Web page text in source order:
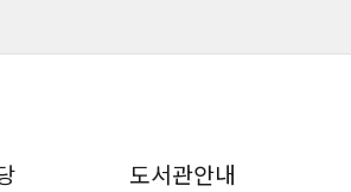
도서관안내